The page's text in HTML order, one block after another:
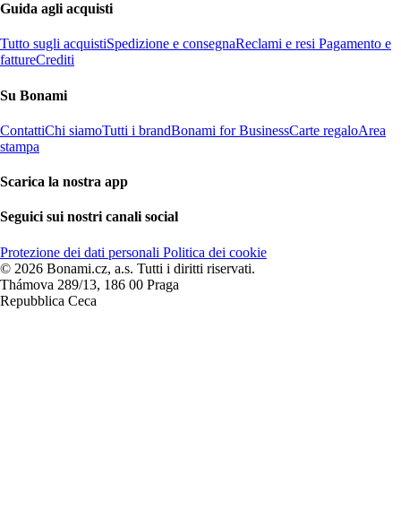
Guida agli acquisti
Tutto sugli acquistiSpedizione e consegnaReclami e resi Pagamento e
fattureCrediti
Su Bonami
ContattiChi siamoTutti i brandBonami for BusinessCarte regaloArea
stampa
Scarica la nostra app
Seguici sui nostri canali social
Protezione dei dati personali Politica dei cookie
© 2026 Bonami.cz, a.s. Tutti i diritti riservati.
Thámova 289/13, 186 00 Praga
Repubblica Ceca